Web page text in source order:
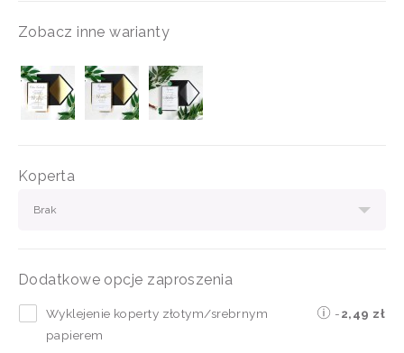
Zobacz inne warianty
Koperta
Brak
Dodatkowe opcje zaproszenia
Wyklejenie koperty złotym/srebrnym
papierem
-2,49 zł